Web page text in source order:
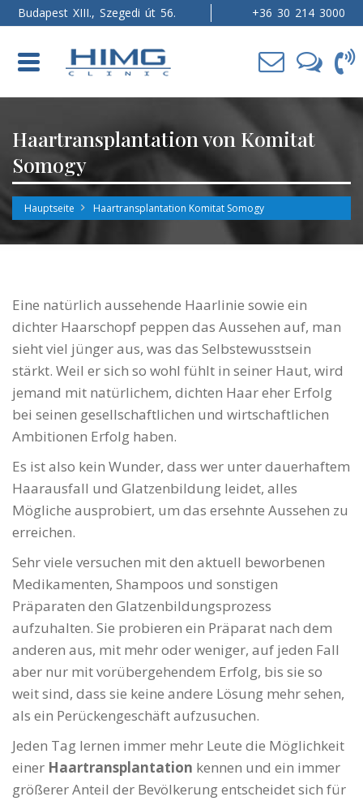
Budapest XIII., Szegedi út 56. +36 30 214 3000
Toggle
navigation
Haartransplantation von Komitat
Somogy
Hauptseite Haartransplantation Komitat Somogy
Eine natürlich aussehende Haarlinie sowie ein
dichter Haarschopf peppen das Aussehen auf, man
sieht viel jünger aus, was das Selbstewusstsein
stärkt. Weil er sich so wohl fühlt in seiner Haut, wird
jemand mit natürlichem, dichten Haar eher Erfolg
bei seinen gesellschaftlichen und wirtschaftlichen
Ambitionen Erfolg haben.
Es ist also kein Wunder, dass wer unter dauerhaftem
Haarausfall und Glatzenbildung leidet, alles
Mögliche ausprobiert, um das ersehnte Aussehen zu
erreichen.
Sehr viele versuchen mit den aktuell beworbenen
Medikamenten, Shampoos und sonstigen
Präparaten den Glatzenbildungsprozess
aufzuhalten. Sie probieren ein Präparat nach dem
anderen aus, mit mehr oder weniger, auf jeden Fall
aber nur mit vorübergehendem Erfolg, bis sie so
weit sind, dass sie keine andere Lösung mehr sehen,
als ein Perückengeschäft aufzusuchen.
Jeden Tag lernen immer mehr Leute die Möglichkeit
einer Haartransplantation kennen und ein immer
größerer Anteil der Bevölkerung entscheidet sich für